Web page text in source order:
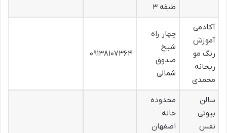
طبقه ۳
آکادمی
آموزش
رنگ مو
ریحانه
محمدی
چهار راه
شیخ
صدوق
شمالی
۰۹۱۳۸۱۰۷۳۶۴
سالن
بیوتی
نفس
محدوده
خانه
اصفهان